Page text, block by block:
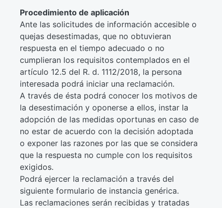
Procedimiento de aplicación
Ante las solicitudes de información accesible o
quejas desestimadas, que no obtuvieran
respuesta en el tiempo adecuado o no
cumplieran los requisitos contemplados en el
artículo 12.5 del R. d. 1112/2018, la persona
interesada podrá iniciar una reclamación.
A través de ésta podrá conocer los motivos de
la desestimación y oponerse a ellos, instar la
adopción de las medidas oportunas en caso de
no estar de acuerdo con la decisión adoptada
o exponer las razones por las que se considera
que la respuesta no cumple con los requisitos
exigidos.
Podrá ejercer la reclamación a través del
siguiente formulario de instancia genérica.
Las reclamaciones serán recibidas y tratadas